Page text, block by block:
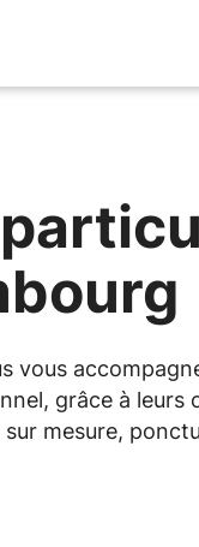
vous
grâce à leurs
mesure,